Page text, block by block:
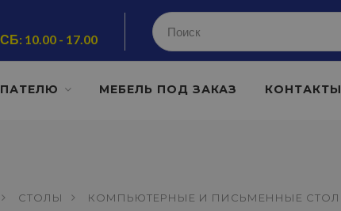
10.00 - 17.00
МЕБЕЛЬ ПОД ЗАКАЗ КОНТАКТЫ
СТОЛЫ КОМПЬЮТЕРНЫЕ И ПИСЬМЕННЫЕ